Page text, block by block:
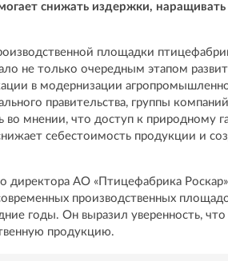
снижать издержки,
площадки
не только очередным этапом
в модернизации
правительства, группы
во мнении, что доступ к природному
себестоимость продукции и
директора АО «Птицефабрика
производственных
годы. Он выразил уверенность,
продукцию.